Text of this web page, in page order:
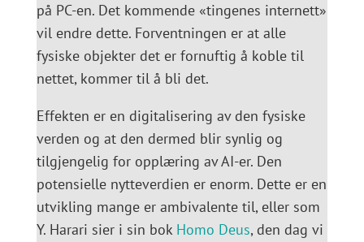
på PC-en. Det kommende «tingenes internett»
vil endre dette. Forventningen er at alle
fysiske objekter det er fornuftig å koble til
nettet, kommer til å bli det.
Effekten er en digitalisering av den fysiske
verden og at den dermed blir synlig og
tilgjengelig for opplæring av AI-er. Den
potensielle nytteverdien er enorm. Dette er en
utvikling mange er ambivalente til, eller som
Y. Harari sier i sin bok Homo Deus, den dag vi